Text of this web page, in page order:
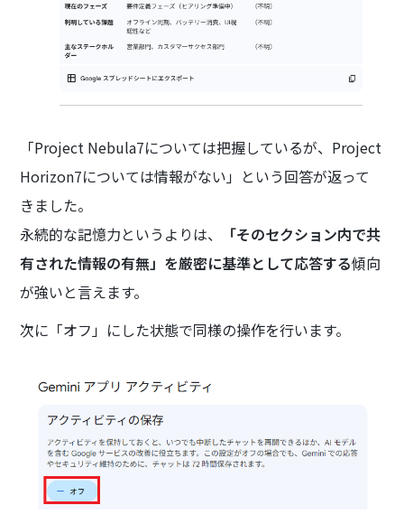
「Project Nebula7については把握しているが、Project
Horizon7については情報がない」という回答が返って
きました。
永続的な記憶力というよりは、
「そのセクション内で共
有された情報の有無」を厳密に基準として応答する傾向
が強いと言えます。
次に「オフ」にした状態で同様の操作を行います。